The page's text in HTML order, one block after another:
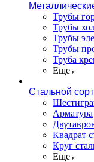
Трубы
Трубы
Трубы
Трубы
Труба
Еще
Стальной
Арматура
Квадрат
Круг
Еще